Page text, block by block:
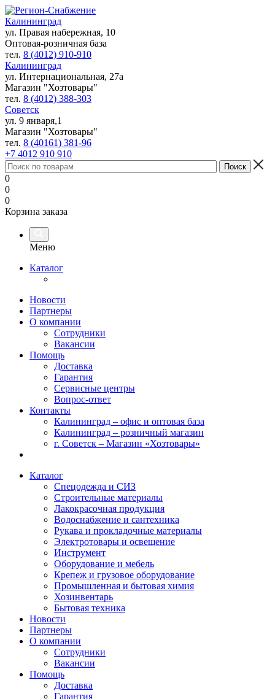
Калининград
ул. Правая набережная, 10
Оптовая-розничная база
тел. 8 (4012) 910-910
Калининград
ул. Интернациональная, 27а
Магазин "Хозтовары"
тел. 8 (4012) 388-303
Советск
ул. 9 января,1
Магазин "Хозтовары"
тел. 8 (40161) 381-96
+7 4012 910 910
0
0
0
Корзина заказа
Меню
Каталог
Новости
Партнеры
О компании
Сотрудники
Вакансии
Помощь
Доставка
Гарантия
Сервисные центры
Вопрос-ответ
Контакты
Калининград – офис и оптовая база
Калининград – розничный магазин
г. Советск – Магазин «Хозтовары»
Каталог
Спецодежда и СИЗ
Строительные материалы
Лакокрасочная продукция
Водоснабжение и сантехника
Рукава и прокладочные материалы
Электротовары и освещение
Инструмент
Оборудование и мебель
Крепеж и грузовое оборудование
Промышленная и бытовая химия
Хозинвентарь
Бытовая техника
Новости
Партнеры
О компании
Сотрудники
Вакансии
Помощь
Доставка
Гарантия